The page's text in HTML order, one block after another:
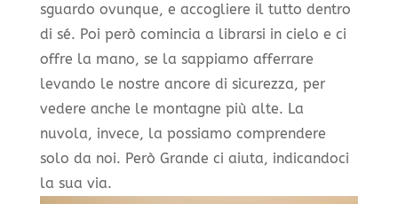
sguardo ovunque, e accogliere il tutto dentro
di sé. Poi però comincia a librarsi in cielo e ci
offre la mano, se la sappiamo afferrare
levando le nostre ancore di sicurezza, per
vedere anche le montagne più alte. La
nuvola, invece, la possiamo comprendere
solo da noi. Però Grande ci aiuta, indicandoci
la sua via.